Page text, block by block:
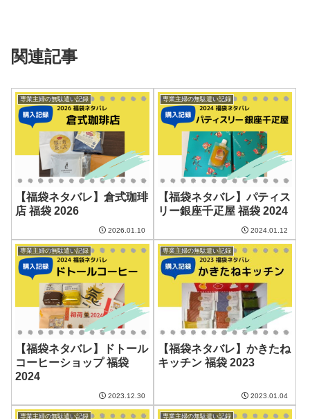
関連記事
専業主婦の無駄遣い記録
【福袋ネタバレ】倉式珈琲
店 福袋 2026
2026.01.10
専業主婦の無駄遣い記録
【福袋ネタバレ】パティス
リー銀座千疋屋 福袋 2024
2024.01.12
専業主婦の無駄遣い記録
【福袋ネタバレ】ドトール
コーヒーショップ 福袋
2024
2023.12.30
専業主婦の無駄遣い記録
【福袋ネタバレ】かきたね
キッチン 福袋 2023
2023.01.04
専業主婦の無駄遣い記録 専業主婦の無駄遣い記録